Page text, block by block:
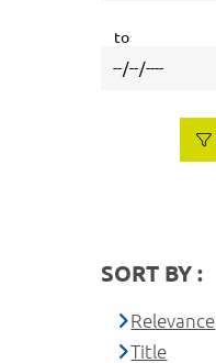
to
SORT BY :
Relevance
Title